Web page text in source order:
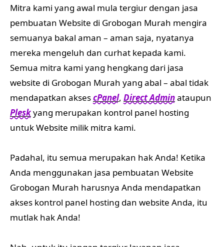
Mitra kami yang awal mula tergiur dengan jasa
pembuatan Website di Grobogan Murah mengira
semuanya bakal aman – aman saja, nyatanya
mereka mengeluh dan curhat kepada kami.
Semua mitra kami yang hengkang dari jasa
website di Grobogan Murah yang abal – abal tidak
mendapatkan aksescPanel, Direct Adminataupun
Pleskyang merupakan kontrol panel hosting
untuk Website milik mitra kami.
Padahal, itu semua merupakan hak Anda! Ketika
Anda menggunakan jasa pembuatan Website
Grobogan Murah harusnya Anda mendapatkan
akses kontrol panel hosting dan website Anda, itu
mutlak hak Anda!